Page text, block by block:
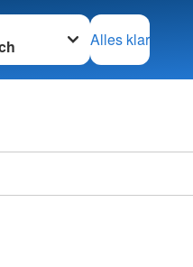
zu
Alles klar